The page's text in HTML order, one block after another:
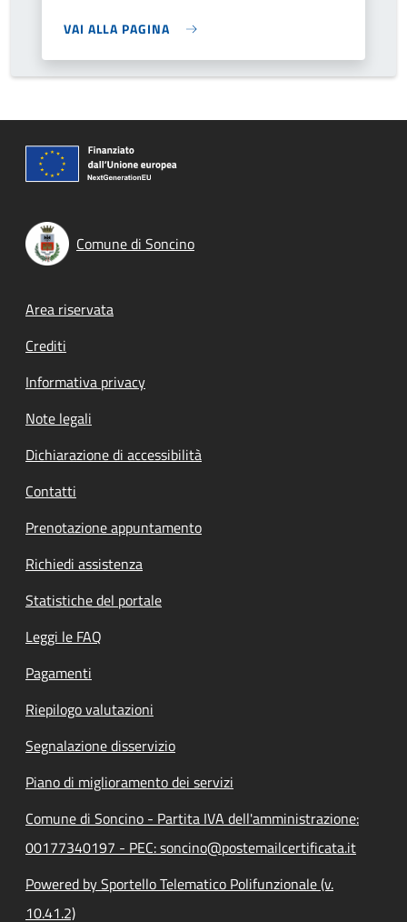
VAI ALLA PAGINA
Comune di Soncino
Footer menu
Area riservata
Crediti
Informativa privacy
Note legali
Dichiarazione di accessibilità
Contatti
Prenotazione appuntamento
Richiedi assistenza
Statistiche del portale
Leggi le FAQ
Pagamenti
Riepilogo valutazioni
Segnalazione disservizio
Piano di miglioramento dei servizi
Comune di Soncino - Partita IVA dell'amministrazione:
00177340197 - PEC: soncino@postemailcertificata.it
Powered by Sportello Telematico Polifunzionale (v.
10.41.2)